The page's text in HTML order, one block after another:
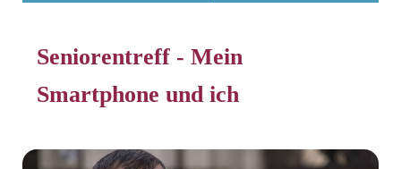
Seniorentreff - Mein
Smartphone und ich